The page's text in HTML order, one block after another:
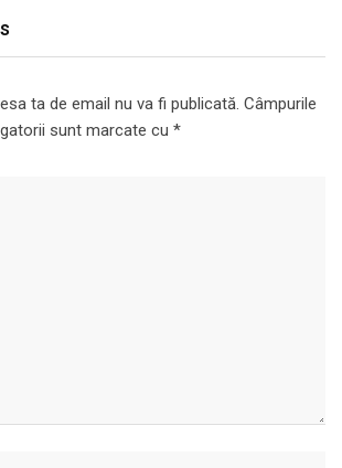
ta de email nu va fi publicată. Câmpurile
sunt marcate cu *